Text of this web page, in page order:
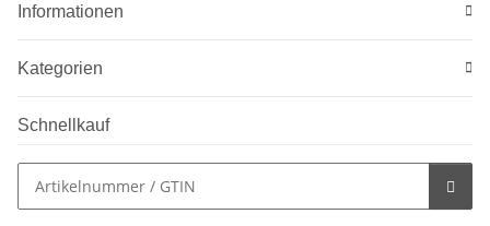
Informationen
Kategorien
Schnellkauf